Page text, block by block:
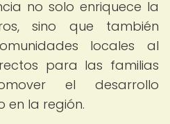
no solo enriquece la
sino que también
locales al
para las familias
el desarrollo
en la región.